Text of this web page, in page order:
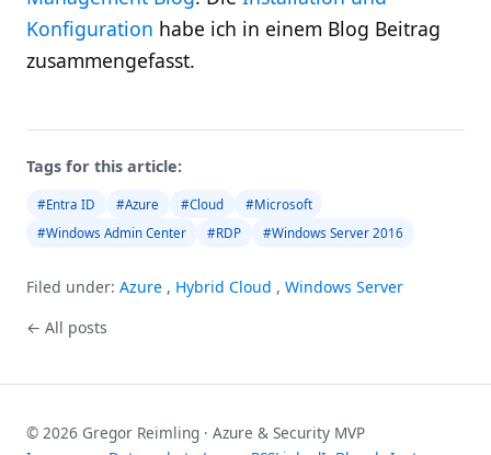
Konfiguration habe ich in einem Blog Beitrag
zusammengefasst.
Tags for this article:
#Entra ID #Azure #Cloud
#Microsoft
#Windows Admin Center
#RDP #Windows Server 2016
Filed under: Azure , Hybrid Cloud , Windows Server
← All posts
© 2026 Gregor Reimling · Azure & Security MVP